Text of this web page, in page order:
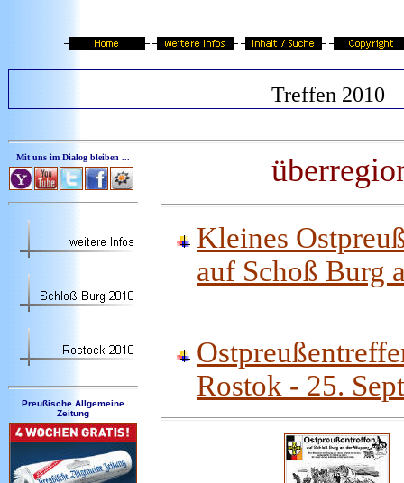
Treffen 2010
Mit uns im Dialog bleiben ...
Preußische Allgemeine
Zeitung
Kleines
auf Schoß Burg
Rostok - 25.